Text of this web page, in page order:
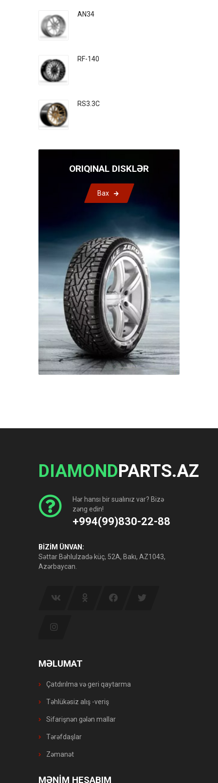
AN34
RF-140
RS3.3C
ORIQINAL DISKLƏR
Bax
DIAMONDPARTS.AZ
Hər hansı bir sualınız var? Bizə
zəng edin!
+994(99)830-22-88
BİZİM ÜNVAN:
Səttar Bəhlulzadə küç, 52A, Bakı, AZ1043,
Azərbaycan.
MƏLUMAT
Çatdırılma və geri qaytarma
Təhlükəsiz alış -veriş
Sifarişnən gələn mallar
Tərəfdaşlar
Zəmanət
MƏNİM HESABIM